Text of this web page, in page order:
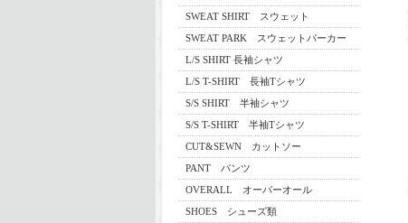
SWEAT SHIRT スウェット
SWEAT PARK スウェットパーカー
L/S SHIRT 長袖シャツ
L/S T-SHIRT 長袖Tシャツ
S/S SHIRT 半袖シャツ
S/S T-SHIRT 半袖Tシャツ
CUT&SEWN カットソー
PANT パンツ
OVERALL オーバーオール
SHOES シューズ類